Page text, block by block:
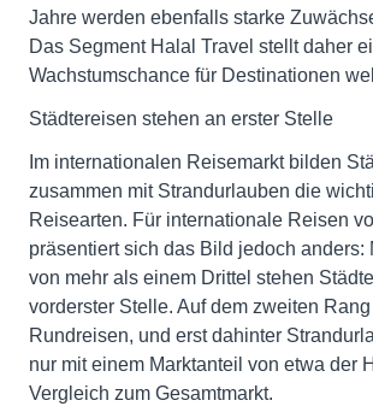
Jahre werden ebenfalls starke
Das Segment Halal Travel stellt daher
Wachstumschance für Destinationen
Städtereisen stehen an erster Stelle
Im internationalen Reisemarkt bilden
zusammen mit Strandurlauben die
Reisearten. Für internationale Reisen
präsentiert sich das Bild jedoch anders:
von mehr als einem Drittel stehen
vorderster Stelle. Auf dem zweiten
Rundreisen, und erst dahinter
nur mit einem Marktanteil von etwa der
Vergleich zum Gesamtmarkt.